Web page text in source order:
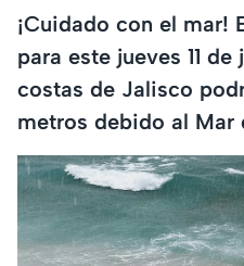
¡Cuidado con el mar!
para este jueves 11
costas de Jalisco
metros debido al Mar